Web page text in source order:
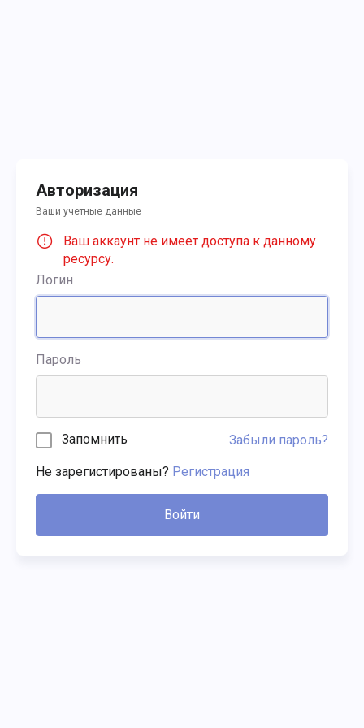
Авторизация
Ваши учетные данные
Ваш аккаунт не имеет доступа к данному
ресурсу.
Логин
Пароль
Запомнить Забыли пароль?
Не зарегистированы? Регистрация